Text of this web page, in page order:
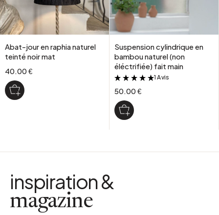
Abat-jour en raphia naturel
teinté noir mat
40.00 €
Suspension cylindrique en
bambou naturel (non
éléctrifiée) fait main
&
1 Avis
50.00 €
inspiration &
magazine